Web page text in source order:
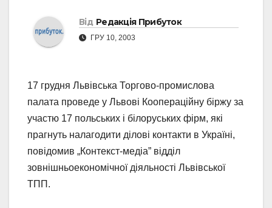
Від Редакція Прибуток
ГРУ 10, 2003
17 грудня Львівська Торгово-промислова
палата проведе у Львові Коопераційну біржу за
участю 17 польських і білоруських фірм, які
прагнуть налагодити ділові контакти в Україні,
повідомив „Контекст-медіа” відділ
зовнішньоекономічної діяльності Львівської
ТПП.